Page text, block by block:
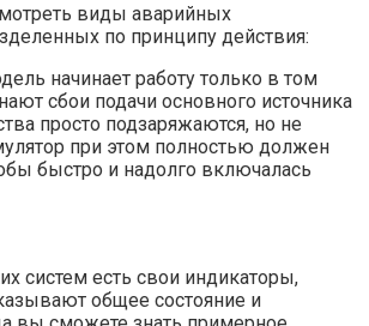
виды аварийных
по принципу действия:
начинает работу только в том
сбои подачи основного источника
просто подзаряжаются, но не
при этом полностью должен
быстро и надолго включалась
систем есть свои индикаторы,
общее состояние и